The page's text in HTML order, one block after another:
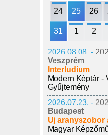
24 25 26
31 1 2
2026.08.08. -
Veszprém
Interludium
Modern Képtár -
Gyűjtemény
2026.07.23. -
Budapest
Új aranyszobor
Magyar